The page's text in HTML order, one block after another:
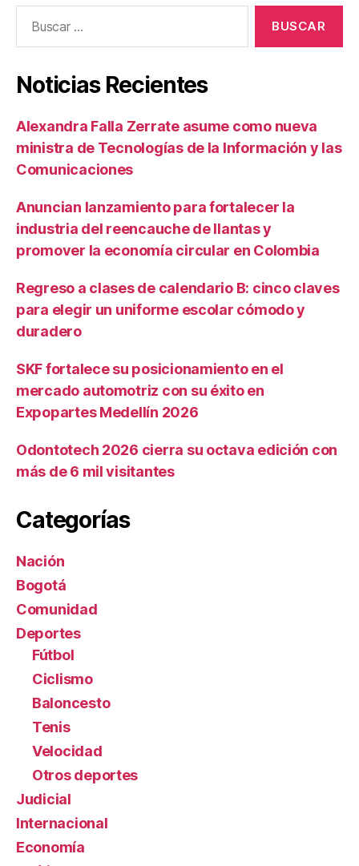
Noticias Recientes
Alexandra Falla Zerrate asume como nueva
ministra de Tecnologías de la Información y las
Comunicaciones
Anuncian lanzamiento para fortalecer la
industria del reencauche de llantas y
promover la economía circular en Colombia
Regreso a clases de calendario B: cinco claves
para elegir un uniforme escolar cómodo y
duradero
SKF fortalece su posicionamiento en el
mercado automotriz con su éxito en
Expopartes Medellín 2026
Odontotech 2026 cierra su octava edición con
más de 6 mil visitantes
Categorías
Nación
Bogotá
Comunidad
Deportes
Fútbol
Ciclismo
Baloncesto
Tenis
Velocidad
Otros deportes
Judicial
Internacional
Economía